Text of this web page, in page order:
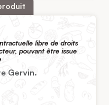
libre de droits
pouvant être issue
Gervin.